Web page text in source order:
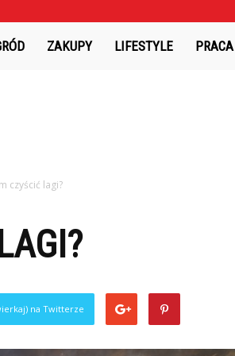
ZAKUPY LIFESTYLE PRACA
czyścić lagi?
na Twitterze